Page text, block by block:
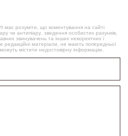
має розуміти, що коментування на сайті
чи антипіару, зведення особистих рахунків,
звинувачень та інших некоректних і
редакційні матеріали, не мають попередньої
містити недостовірну інформацію.